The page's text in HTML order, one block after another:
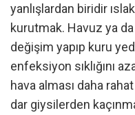
yanlışlardan biridir
kurutmak. Havuz ya
değişim yapıp kuru
enfeksiyon sıklığını
hava alması daha
dar giysilerden